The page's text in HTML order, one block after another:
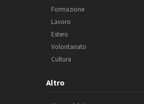
Formazione
Lavoro
Estero
Volontariato
Cultura
Altro